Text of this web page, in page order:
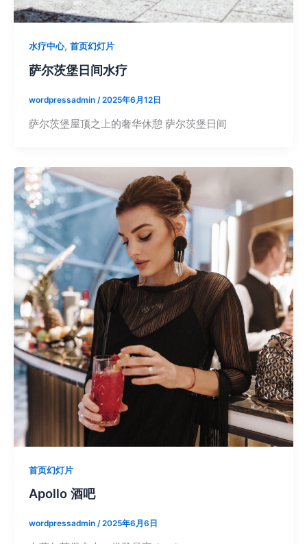
水疗中心, 首页幻灯片
萨尔茨堡日间水疗
wordpressadmin /2025年6月12日
萨尔茨堡屋顶之上的奢华休憩 萨尔茨堡日间
首页幻灯片
Apollo 酒吧
wordpressadmin /2025年6月6日